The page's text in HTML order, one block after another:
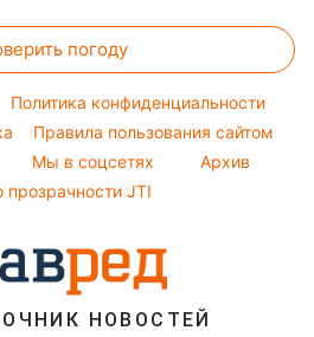
погоду
Политика конфиденциальности
Правила пользования сайтом
Мы в соцсетях
Архив
прозрачности JTI
НОВОСТЕЙ